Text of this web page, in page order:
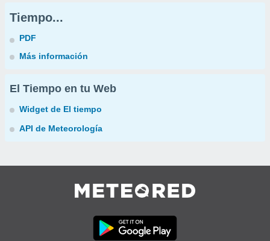
Tiempo...
PDF
Más información
El Tiempo en tu Web
Widget de El tiempo
API de Meteorología